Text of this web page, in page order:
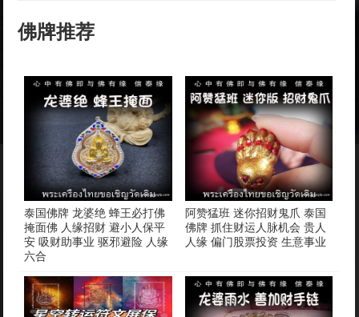
佛牌推荐
泰国佛牌 龙婆绝 蜂王必打佛
掩面佛 人缘招财 避小人保平
安 吸财助事业 驱邪避险 人缘
六合
阿赞猛班 迷你招财鬼爪 泰国
佛牌 抓住财运人脉机会 贵人
人缘 偏门股票投资 生意事业